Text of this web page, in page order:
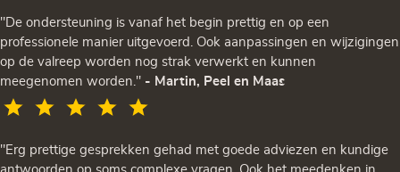
"De ondersteuning is vanaf het begin prettig en op een
professionele manier uitgevoerd. Ook aanpassingen en wijzigingen
op de valreep worden nog strak verwerkt en kunnen
meegenomen worden." - Martin, Peel en Maas
"Erg prettige gesprekken gehad met goede adviezen en kundige
antwoorden op soms complexe vragen. Ook het meedenken in